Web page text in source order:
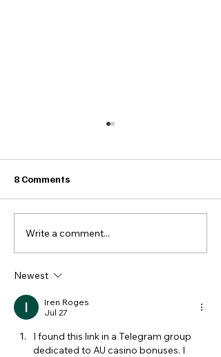
The Prosecco
Connoisseur's Guide to
8 Comments
Write a comment...
Newest
Iren Roges
Jul 27
I found this link in a Telegram group
dedicated to AU casino bonuses. I